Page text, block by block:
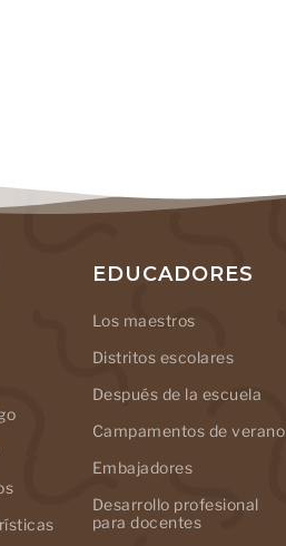
EDUCADORES
Los maestros
Distritos escolares
Después de la escuela
Campamentos de verano
Embajadores
Desarrollo profesional
para docentes